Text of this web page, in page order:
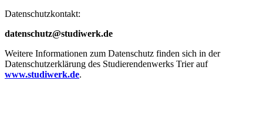
Datenschutzkontakt:
datenschutz@studiwerk.de
Weitere Informationen zum Datenschutz finden sich in der
Datenschutzerklärung des Studierendenwerks Trier auf
www.studiwerk.de.